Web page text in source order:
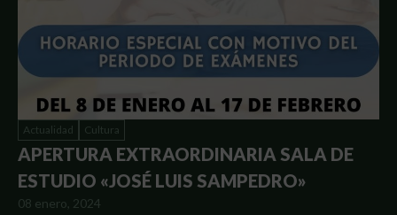
Actualidad Cultura
APERTURA EXTRAORDINARIA SALA DE
ESTUDIO «JOSÉ LUIS SAMPEDRO»
08 enero, 2024